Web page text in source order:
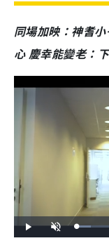
同場加映：神耆
心 慶幸能變老：
l
n
L
o